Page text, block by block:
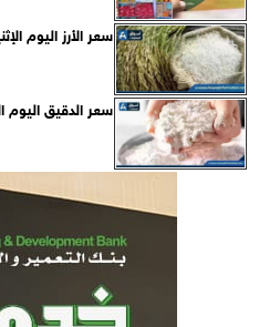
سعر الأرز اليوم
سعر الدقيق اليوم